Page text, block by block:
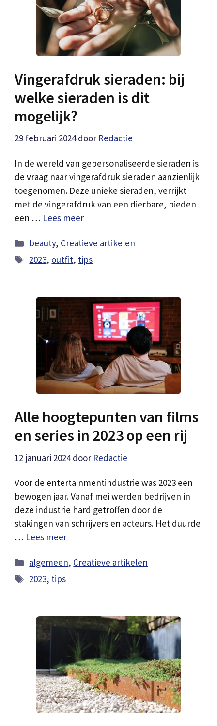
Vingerafdruk sieraden: bij
welke sieraden is dit
mogelijk?
29 februari 2024 door Redactie
In de wereld van gepersonaliseerde sieraden is
de vraag naar vingerafdruk sieraden aanzienlijk
toegenomen. Deze unieke sieraden, verrijkt
met de vingerafdruk van een dierbare, bieden
een … Lees meer
Categorieën
beauty, Creatieve artikelen
Tags
2023, outfit, tips
Alle hoogtepunten van films
en series in 2023 op een rij
12 januari 2024 door Redactie
Voor de entertainmentindustrie was 2023 een
bewogen jaar. Vanaf mei werden bedrijven in
deze industrie hard getroffen door de
stakingen van schrijvers en acteurs. Het duurde
… Lees meer
Categorieën
algemeen, Creatieve artikelen
Tags
2023, tips